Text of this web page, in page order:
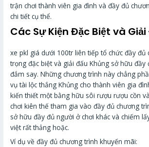
trận chơi thành viên gia đình và đầy đủ
chi tiết cụ thể.
Các Sự Kiện Đặc Biệt và
xe pkl giá dưới 100tr liên tiếp tổ chức đầy đủ
trọng đặc biệt và giải đấu Khủng sở hữu
đắm say. Những chương trình này chẳng
vụ tài lộc thắng Khủng cho thành viên gia
kiến thiết một bằng hữu sôi rượu rượu cồn
chơi kiên thế tham gia vào đầy đủ chương
sở hữu đầy đủ người ở chơi khác và chiếm
việt rất thảng hoặc.
Ví dụ về đầy đủ chương trình khuyến mãi: